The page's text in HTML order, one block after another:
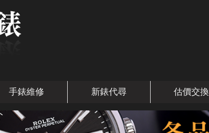
手錶維修 新錶代尋 估價交換